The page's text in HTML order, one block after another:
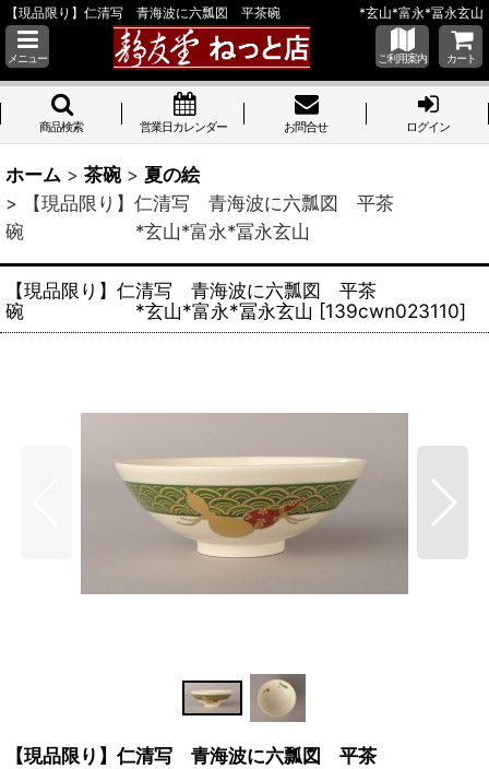
【現品限り】仁清写 青海波に六瓢図 平茶碗 *玄山*富永*冨永玄山
メニュー ご利用案内 カート
商品検索 営業日カレンダー お問合せ ログイン
ホーム > 茶碗 > 夏の絵
>
【現品限り】仁清写 青海波に六瓢図 平茶
碗 *玄山*富永*冨永玄山
【現品限り】仁清写 青海波に六瓢図 平茶
碗 *玄山*富永*冨永玄山 [139cwn023110]
【現品限り】仁清写 青海波に六瓢図 平茶